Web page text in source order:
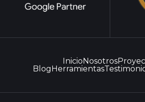
InicioNosotros
BlogHerramientas